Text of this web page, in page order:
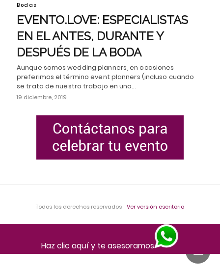
Bodas
EVENTO.LOVE: ESPECIALISTAS
EN EL ANTES, DURANTE Y
DESPUÉS DE LA BODA
Aunque somos wedding planners, en ocasiones
preferimos el término event planners (incluso cuando
se trata de nuestro trabajo en una…
19 diciembre, 2019
Todos los derechos reservados Ver versión escritorio
Haz clic aquí y te asesoramos